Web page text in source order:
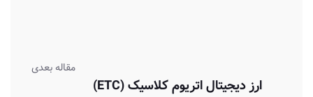
مقاله بعدی
ارز دیجیتال اتریوم کلاسیک (ETC)